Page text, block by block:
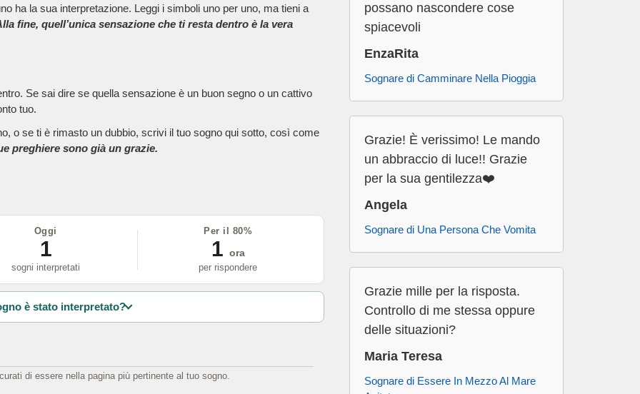
ha la sua interpretazione. Leggi i simboli uno per uno, ma tieni a
fine, quell’unica sensazione che ti resta dentro è la vera
Se sai dire se quella sensazione è un buon segno o un cattivo
tuo.
o se ti è rimasto un dubbio, scrivi il tuo sogno qui sotto, così come
preghiere sono già un grazie.
Oggi
1
sogni interpretati
Per il 80%
1 ora
per rispondere
è stato interpretato?
di essere nella pagina più pertinente al tuo sogno.
possano nascondere cose
spiacevoli
EnzaRita
Sognare di Camminare Nella Pioggia
Grazie! È verissimo! Le mando
un abbraccio di luce!! Grazie
per la sua gentilezza❤️
Angela
Sognare di Una Persona Che Vomita
Grazie mille per la risposta.
Controllo di me stessa oppure
delle situazioni?
Maria Teresa
Sognare di Essere In Mezzo Al Mare